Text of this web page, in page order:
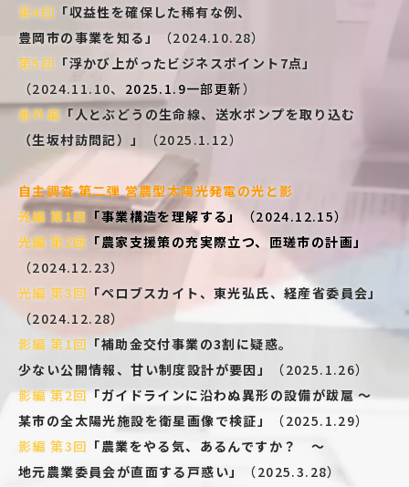
第4回 「収益性を確保した稀有な例、
豊岡市の事業を知る」
（2024.10.28）
第5回 「浮かび上がったビジネスポイント7点」
（2024.11.10、 2025.1.9一部更新）
番外編「人とぶどうの生命線、送水ポンプを取り込む
（生坂村訪問記）」
（2025.1.12）
自主調査 第二弾 営農型太陽光発電の光と影
光編 第1回 「事業構造を理解する」
（2024.12.15）
光編 第2回 「農家支援策の充実際立つ、匝瑳市の計画」
（2024.12.23）
光編 第3回 「ペロブスカイト、東光弘氏、経産省委員会」
（2024.12.28）
影編 第1回 「補助金交付事業の3割に疑惑。
少ない公開情報、甘い制度設計が要因」
（2025.1.26）
影編 第2回 「ガイドラインに沿わぬ異形の設備が跋扈 ～
某市の全太陽光施設を衛星画像で検証」
（2025.1.29）
影編 第3回 「農業をやる気、あるんですか？ ～
地元農業委員会が直面する戸惑い」
（2025.3.28）